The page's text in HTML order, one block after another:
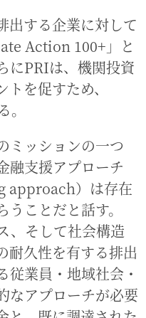
出する企業に対して
Action 100+」と
にPRIは、機関投資
を促すため、
ミッションの一つ
融支援アプローチ
approach）は存在
ことだと話す。
、そして社会構造
耐久性を有する排出
業員・地域社会・
なアプローチが必要